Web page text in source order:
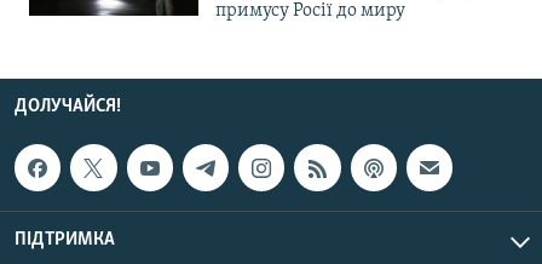
примусу Росії до миру
ДОЛУЧАЙСЯ!
ПІДТРИМКА